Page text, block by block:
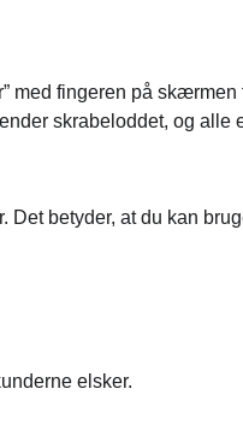
med fingeren på
skrabeloddet, og
betyder, at du kan
elsker.